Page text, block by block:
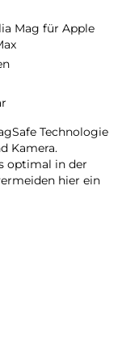
Mag für Apple
Technologie
Kamera.
optimal in der
hier ein